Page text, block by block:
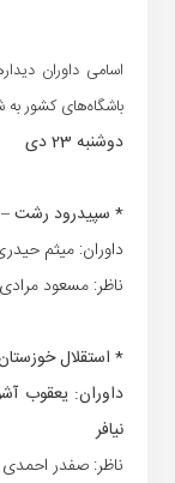
اسامی داوران
باشگاه‌های کشور
دوشنبه 23 دی
* سپیدرود رشت –
داوران: میثم
ناظر: مسعود مرادی
* استقلال
داوران: یعقوب
نیافر
ناظر: صفدر احمدی